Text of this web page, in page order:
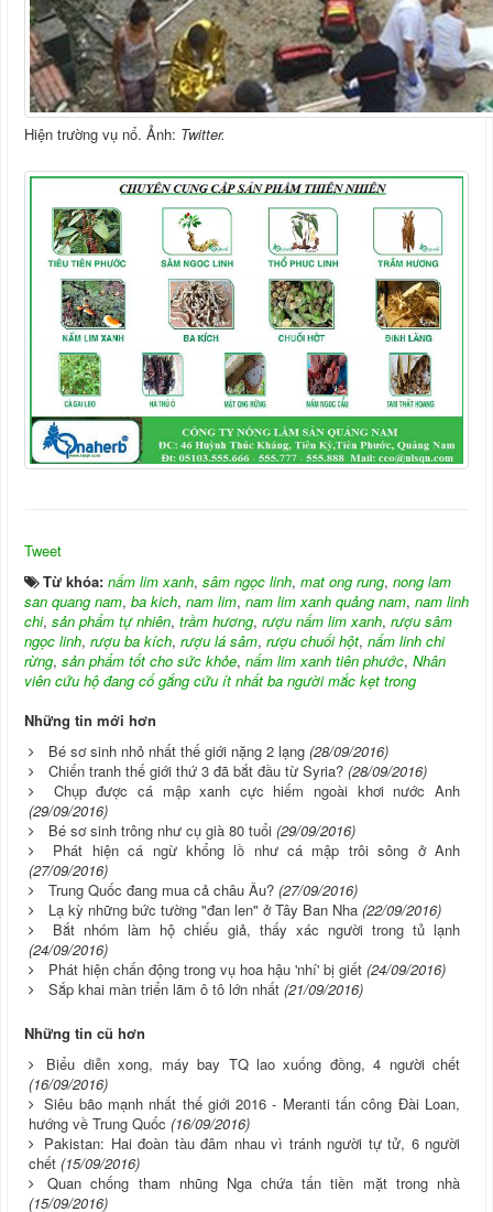
Hiện trường vụ nổ. Ảnh: Twitter.
Tweet
Từ khóa: nấm lim xanh, sâm ngọc linh, mat ong rung, nong lam
san quang nam, ba kich, nam lim, nam lim xanh quảng nam, nam linh
chi, sản phẩm tự nhiên, trầm hương, rượu nấm lim xanh, rượu sâm
ngọc linh, rượu ba kích, rượu lá sâm, rượu chuối hột, nấm linh chi
rừng, sản phẩm tốt cho sức khỏe, nấm lim xanh tiên phước, Nhân
viên cứu hộ đang cố gắng cứu ít nhất ba người mắc kẹt trong
Những tin mới hơn
Bé sơ sinh nhỏ nhất thế giới nặng 2 lạng (28/09/2016)
Chiến tranh thế giới thứ 3 đã bắt đầu từ Syria? (28/09/2016)
Chụp được cá mập xanh cực hiếm ngoài khơi nước Anh
(29/09/2016)
Bé sơ sinh trông như cụ già 80 tuổi (29/09/2016)
Phát hiện cá ngừ khổng lồ như cá mập trôi sông ở Anh
(27/09/2016)
Trung Quốc đang mua cả châu Âu? (27/09/2016)
Lạ kỳ những bức tường "đan len" ở Tây Ban Nha (22/09/2016)
Bắt nhóm làm hộ chiếu giả, thấy xác người trong tủ lạnh
(24/09/2016)
Phát hiện chấn động trong vụ hoa hậu 'nhí' bị giết (24/09/2016)
Sắp khai màn triển lãm ô tô lớn nhất (21/09/2016)
Những tin cũ hơn
Biểu diễn xong, máy bay TQ lao xuống đồng, 4 người chết
(16/09/2016)
Siêu bão mạnh nhất thế giới 2016 - Meranti tấn công Đài Loan,
hướng về Trung Quốc (16/09/2016)
Pakistan: Hai đoàn tàu đâm nhau vì tránh người tự tử, 6 người
chết (15/09/2016)
Quan chống tham nhũng Nga chứa tấn tiền mặt trong nhà
(15/09/2016)